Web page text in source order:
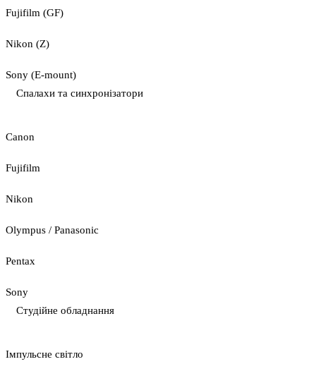
Fujifilm (GF)
Nikon (Z)
Sony (E-mount)
Спалахи та синхронізатори
Canon
Fujifilm
Nikon
Olympus / Panasonic
Pentax
Sony
Студійне обладнання
Імпульсне світло